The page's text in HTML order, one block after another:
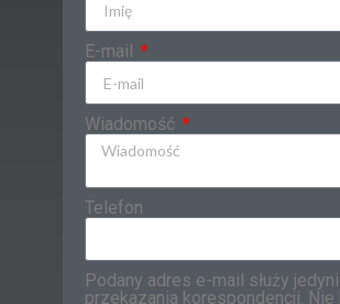
E-mail
Wiadomość
Telefon
Podany adres e-mail służy
przekazania korespondencji.